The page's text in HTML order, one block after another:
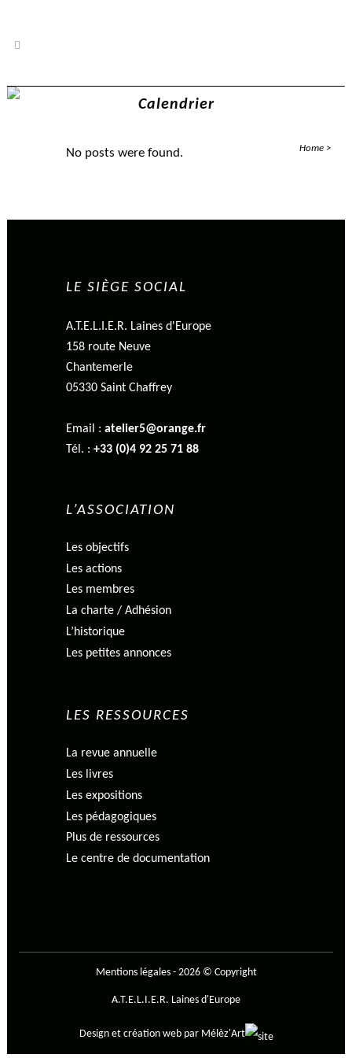
Home >
No posts were found.
LE SIÈGE SOCIAL
A.T.E.L.I.E.R. Laines d'Europe
158 route Neuve
Chantemerle
05330 Saint Chaffrey
Email : atelier5@orange.fr
Tél. : +33 (0)4 92 25 71 88
L’ASSOCIATION
Les objectifs
Les actions
Les membres
La charte / Adhésion
L’historique
Les petites annonces
LES RESSOURCES
La revue annuelle
Les livres
Les expositions
Les pédagogiques
Plus de ressources
Le centre de documentation
Mentions légales- 2026 © Copyright
A.T.E.L.I.E.R. Laines d'Europe
Design et création web par Mélèz'Art